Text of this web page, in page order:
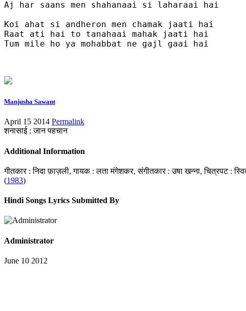
Aj har saans men shahanaai si laharaai hai
Koi ahat si andheron men chamak jaati hai
Raat ati hai to tanahaai mahak jaati hai
Tum mile ho ya mohabbat ne gajl gaai hai
Manjusha Sawant
April 15 2014 Permalink
शनासाई : जान पहचान
Additional Information
गीतकार : निदा फ़ाज़ली, गायक : लता मंगेशकर, संगीतकार : उषा खन्ना, चित्रपट :
(1983)
Hindi Songs Lyrics Submitted By
Administrator
June 10 2012